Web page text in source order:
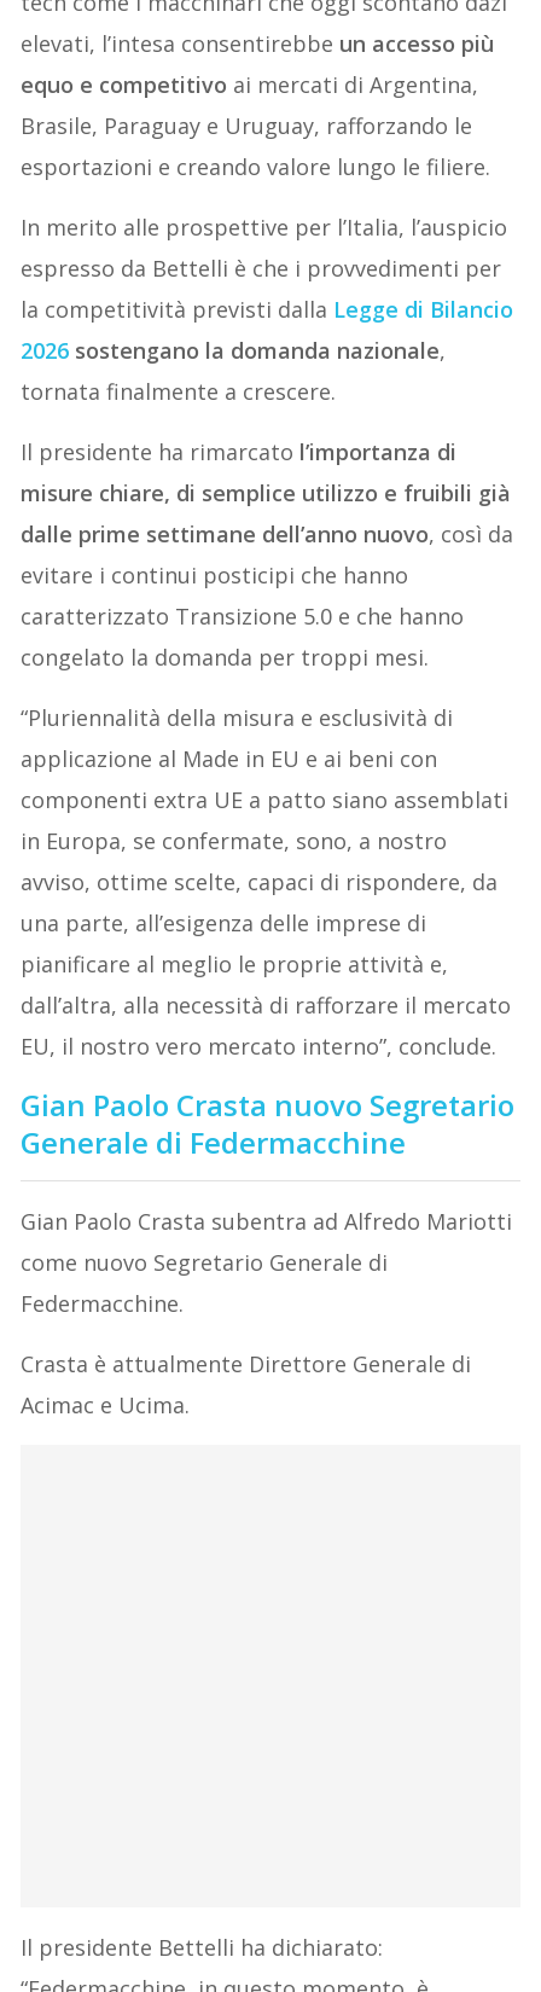
elevati, l’intesa consentirebbe un accesso più
equo e competitivo ai mercati di Argentina,
Brasile, Paraguay e Uruguay, rafforzando le
esportazioni e creando valore lungo le filiere.
In merito alle prospettive per l’Italia, l’auspicio
espresso da Bettelli è che i provvedimenti per
la competitività previsti dalla Legge di Bilancio
2026 sostengano la domanda nazionale,
tornata finalmente a crescere.
Il presidente ha rimarcato l’importanza di
misure chiare, di semplice utilizzo e fruibili già
dalle prime settimane dell’anno nuovo, così da
evitare i continui posticipi che hanno
caratterizzato Transizione 5.0 e che hanno
congelato la domanda per troppi mesi.
“Pluriennalità della misura e esclusività di
applicazione al Made in EU e ai beni con
componenti extra UE a patto siano assemblati
in Europa, se confermate, sono, a nostro
avviso, ottime scelte, capaci di rispondere, da
una parte, all’esigenza delle imprese di
pianificare al meglio le proprie attività e,
dall’altra, alla necessità di rafforzare il mercato
EU, il nostro vero mercato interno”, conclude.
Gian Paolo Crasta nuovo Segretario
Generale di Federmacchine
Gian Paolo Crasta subentra ad Alfredo Mariotti
come nuovo Segretario Generale di
Federmacchine.
Crasta è attualmente Direttore Generale di
Acimac e Ucima.
Il presidente Bettelli ha dichiarato: